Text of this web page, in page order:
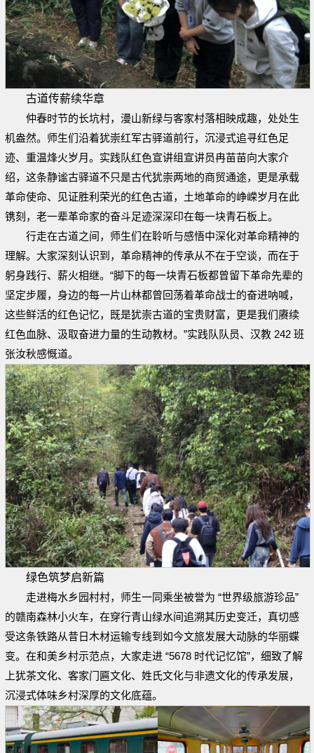
古道传薪续华章
仲春时节的长坑村，漫山新绿与客家村落相映成趣，处处生
机盎然。师生们沿着犹崇红军古驿道前行，沉浸式追寻红色足
迹、重温烽火岁月。实践队红色宣讲组宣讲员冉苗苗向大家介
绍，这条静谧古驿道不只是古代犹崇两地的商贸通途，更是承载
革命使命、见证胜利荣光的红色古道，土地革命的峥嵘岁月在此
镌刻，老一辈革命家的奋斗足迹深深印在每一块青石板上。
行走在古道之间，师生们在聆听与感悟中深化对革命精神的
理解。大家深刻认识到，革命精神的传承从不在于空谈，而在于
躬身践行、薪火相继。“脚下的每一块青石板都曾留下革命先辈的
坚定步履，身边的每一片山林都曾回荡着革命战士的奋进呐喊，
这些鲜活的红色记忆，既是犹崇古道的宝贵财富，更是我们赓续
红色血脉、汲取奋进力量的生动教材。 ”实践队队员、汉教 242 班
张汝秋感慨道。
绿色筑梦启新篇
走进梅水乡园村村，师生一同乘坐被誉为 “世界级旅游珍品”
的赣南森林小火车，在穿行青山绿水间追溯其历史变迁，真切感
受这条铁路从昔日木材运输专线到如今文旅发展大动脉的华丽蝶
变。在和美乡村示范点，大家走进 “5678 时代记忆馆”，细致了解
上犹茶文化、客家门匾文化、姓氏文化与非遗文化的传承发展，
沉浸式体味乡村深厚的文化底蕴。